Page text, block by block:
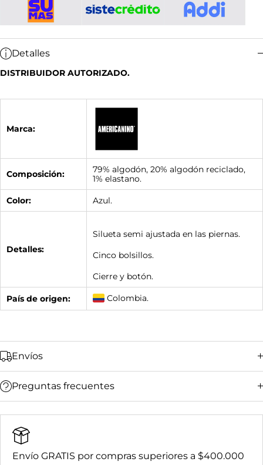
Detalles
DISTRIBUIDOR AUTORIZADO.
Marca:
Composición:
79% algodón, 20% algodón reciclado,
1% elastano.
Color: Azul.
Detalles:
Silueta semi ajustada en las piernas.
Cinco bolsillos.
Cierre y botón.
País de origen: Colombia.
Envíos
Barranquilla):
Preguntas frecuentes
Envío GRATIS por compras superiores a $400.000